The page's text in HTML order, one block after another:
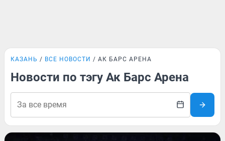
КАЗАНЬ ВСЕ НОВОСТИ АК БАРС АРЕНА
Новости по тэгу Ак Барс Арена